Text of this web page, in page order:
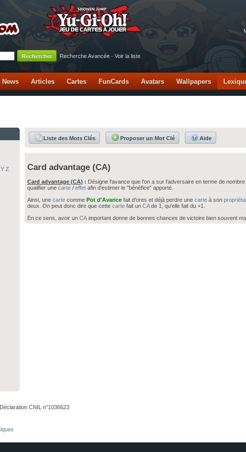
Recherche Avancée - Voir la liste
News Articles Cartes FunCards Avatars Wallpapers
Y Z
Liste des Mots Clés Proposer un Mot Clé Aide
Card advantage (CA)
Card advantage (CA) : Désigne l'avance que l'on a sur l'adversaire en terme de nombre
qualifier une carte/ effetafin d'estimer le "bénéfice" apporté.
Ainsi, une cartecomme Pot d'Avaricefait d'ores et déjà perdre une carteà son
deux. On peut donc dire que cette cartefait un CAde 1, qu'elle fait du +1.
En ce sens, avoir un CAimportant donne de bonnes chances de victoire bien souvent
CNIL n°1036623